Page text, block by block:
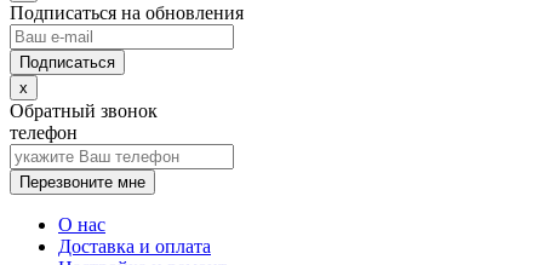
Подписаться на обновления
x
Обратный звонок
телефон
Перезвоните мне
О нас
Доставка и оплата